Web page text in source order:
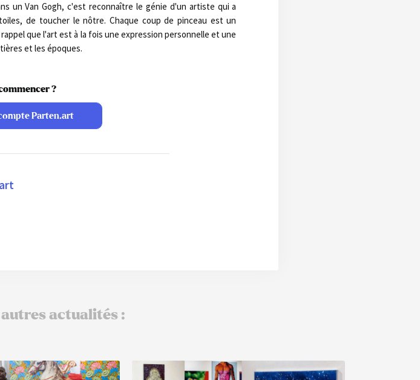
un Van Gogh, c'est reconnaître le génie d'un artiste qui a
de toucher le nôtre. Chaque coup de pinceau est un
que l'art est à la fois une expression personnelle et une
et les époques.
?
Parten.art
actualités :